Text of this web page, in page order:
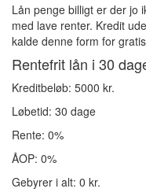
Lån penge billigt er der jo
med lave renter. Kredit
kalde denne form for
Rentefrit lån i 30
Kreditbeløb: 5000 kr.
Løbetid: 30 dage
Rente: 0%
ÅOP: 0%
Gebyrer i alt: 0 kr.